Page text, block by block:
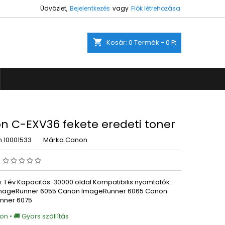
Üdvözlet, Bejelentkezés vagy Fiók létrehozása
shopping_cart Kosár: 0 Termék - 0 Ft
C-EXV36 fekete eredeti toner
10001533 Márka Canon
1 év Kapacitás: 30000 oldal Kompatibilis nyomtatók:
6055 Canon ImageRunner 6065 Canon
6075
• 🚚 Gyors szállítás